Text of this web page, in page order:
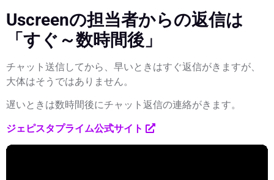
Uscreenの担当者からの返信は
「すぐ～数時間後」
チャット送信してから、早いときはすぐ返信がきますが、
大体はそうではありません。
遅いときは数時間後にチャット返信の連絡がきます。
ジェピスタプライム公式サイト